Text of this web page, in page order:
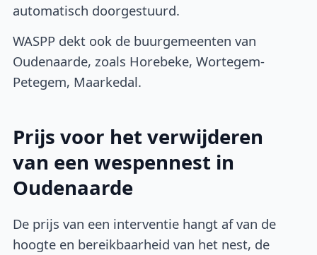
automatisch doorgestuurd.
WASPP dekt ook de buurgemeenten van
Oudenaarde, zoals Horebeke, Wortegem-
Petegem, Maarkedal.
Prijs voor het verwijderen
van een wespennest in
Oudenaarde
De prijs van een interventie hangt af van de
hoogte en bereikbaarheid van het nest, de